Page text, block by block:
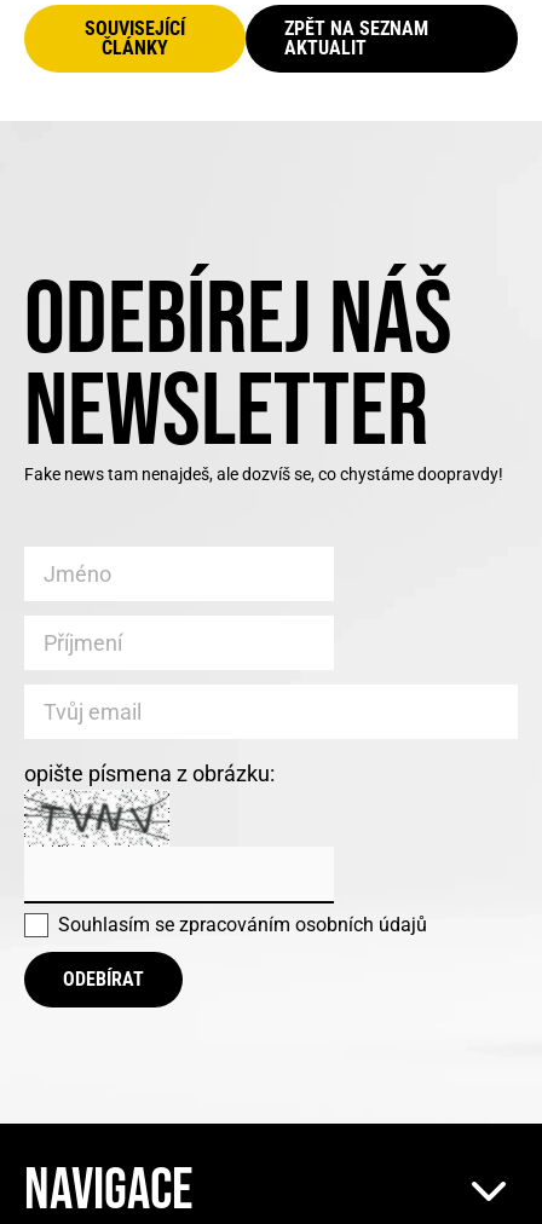
SOUVISEJÍCÍ
ČLÁNKY
ZPĚT NA SEZNAM
AKTUALIT
ODEBÍREJ NÁŠ
NEWSLETTER
Fake news tam nenajdeš, ale dozvíš se, co chystáme doopravdy!
opište písmena z obrázku:
Souhlasím se zpracováním osobních údajů
ODEBÍRAT
NAVIGACE